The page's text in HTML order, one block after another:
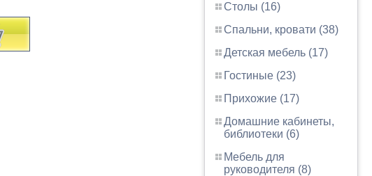
Столы (16)
Спальни, кровати (38)
Детская мебель (17)
Гостиные (23)
Прихожие (17)
Домашние кабинеты,
библиотеки (6)
Мебель для
руководителя (8)